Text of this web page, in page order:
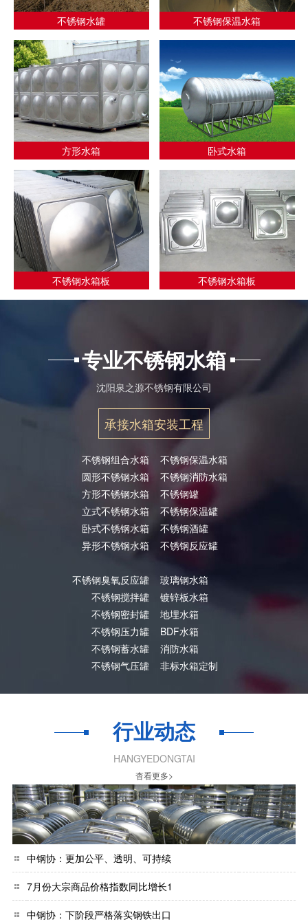
不锈钢水罐 不锈钢保温水箱
方形水箱 卧式水箱
不锈钢水箱板 不锈钢水箱板
专业不锈钢水箱
沈阳泉之源不锈钢有限公司
承接水箱安装工程
不锈钢组合水箱
圆形不锈钢水箱
方形不锈钢水箱
立式不锈钢水箱
卧式不锈钢水箱
异形不锈钢水箱
不锈钢臭氧反应罐
不锈钢搅拌罐
不锈钢密封罐
不锈钢压力罐
不锈钢蓄水罐
不锈钢气压罐
不锈钢保温水箱
不锈钢消防水箱
不锈钢罐
不锈钢保温罐
不锈钢酒罐
不锈钢反应罐
玻璃钢水箱
镀锌板水箱
地埋水箱
BDF水箱
消防水箱
非标水箱定制
行业动态
HANGYEDONGTAI
杳看更多>
中钢协：更加公平、透明、可持续
7月份大宗商品价格指数同比增长1
中钢协：下阶段严格落实钢铁出口